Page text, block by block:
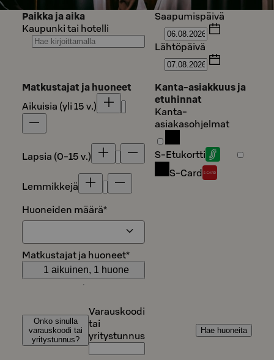
Paikka ja aika
Kaupunki tai hotelli
Saapumispäivä
Lähtöpäivä
Matkustajat ja huoneet
Aikuisia (yli 15 v.)
Lapsia (0-15 v.)
Lemmikkejä
Huoneiden määrä*
Matkustajat ja huoneet*
1 aikuinen, 1 huone
Kanta-asiakkuus ja
etuhinnat
Kanta-
asiakasohjelmat
S-Etukortti
S-Card
Onko sinulla
varauskoodi tai
yritystunnus?
Varauskoodi
tai
yritystunnus
Hae huoneita